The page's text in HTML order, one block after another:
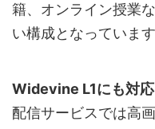
スピーカー
ステレ
ル音響
GMS認証 対応（
籍、オンライン授業
い構成となっています
Widevine L1にも対応
配信サービスでは高